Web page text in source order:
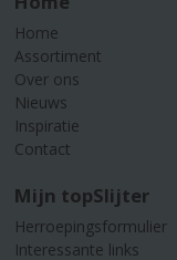
Home
Assortiment
Over ons
Nieuws
Inspiratie
Contact
Mijn topSlijter
Herroepingsformulier
Interessante links